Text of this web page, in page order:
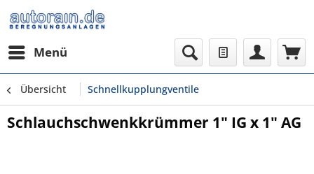
Menü
Übersicht Schnellkupplungventile
Schlauchschwenkkrümmer 1" IG x 1" AG